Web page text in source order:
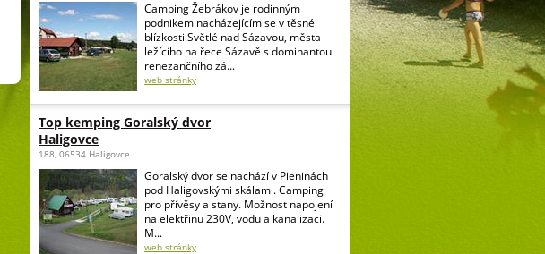
Camping Žebrákov je rodinným
podnikem nacházejícím se v těsné
blízkosti Světlé nad Sázavou, města
ležícího na řece Sázavě s dominantou
renezančního zá...
web stránky
Top kemping Goralský dvor
Haligovce
188, 06534 Haligovce
Goralský dvor se nachází v Pieninách
pod Haligovskými skálami. Camping
pro přívěsy a stany. Možnost napojení
na elektřinu 230V, vodu a kanalizaci.
M...
web stránky